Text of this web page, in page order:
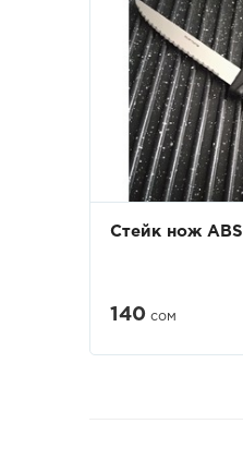
Стейк нож ABS
140 сом